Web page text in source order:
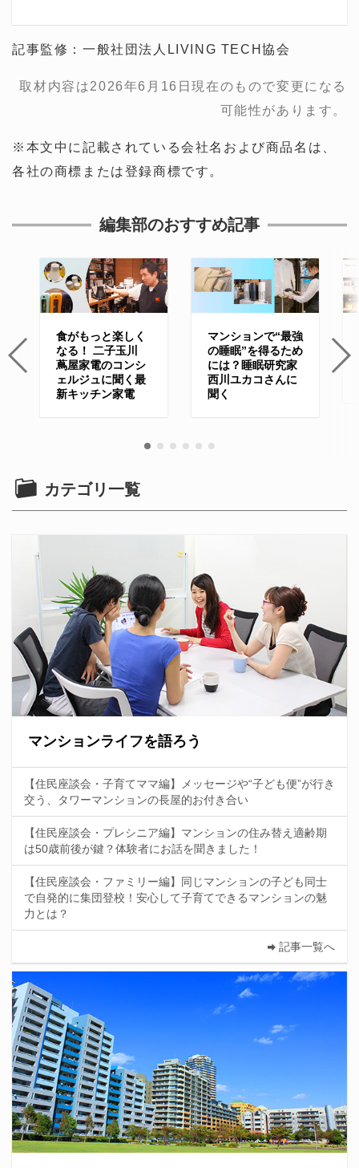
記事監修：一般社団法人LIVING TECH協会
取材内容は2026年6月16日現在のもので変更になる
可能性があります。
※本文中に記載されている会社名および商品名は、
各社の商標または登録商標です。
編集部のおすすめ記事
食がもっと楽しく
なる！ 二子玉川
蔦屋家電のコンシ
ェルジュに聞く最
新キッチン家電
マンションで“最強
の睡眠”を得るため
には？睡眠研究家
西川ユカコさんに
聞く
カテゴリ一覧
マンションライフを語ろう
【住民座談会・子育てママ編】メッセージや“子ども便”が行き
交う、タワーマンションの長屋的お付き合い
【住民座談会・プレシニア編】マンションの住み替え適齢期
は50歳前後が鍵？体験者にお話を聞きました！
【住民座談会・ファミリー編】同じマンションの子ども同士
で自発的に集団登校！安心して子育てできるマンションの魅
力とは？
記事一覧へ